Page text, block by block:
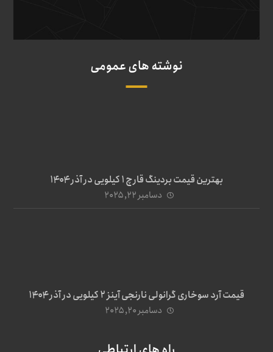
نوشته های عمومی
بهترین قیمت بردینگ قارچ 1 کیلویی در آذر ۱۴۰۴
دسامبر ۲۲, ۲۰۲۵
قیمت آرد سوخاری گرانولی نارنجی آینز ۲ کیلویی در آذر ۱۴۰۴
دسامبر ۲۰, ۲۰۲۵